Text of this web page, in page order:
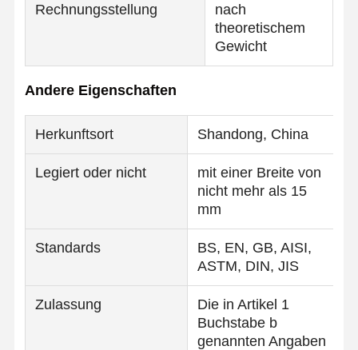
Über Uns Fabrik Tour
Qualitätskont
Nachrichten
Geschweißte Stahlrohre
Rechnungsstellung
nach
theoretischem
Gewicht
Andere Eigenschaften
Herkunftsort Shandong, China
Legiert oder nicht
mit einer Breite von
nicht mehr als 15
mm
Standards
BS, EN, GB, AISI,
ASTM, DIN, JIS
Zulassung
Die in Artikel 1
Buchstabe b
genannten Angaben